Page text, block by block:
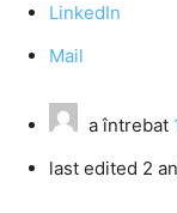
LinkedIn
Mail
a întrebat
last edited 2